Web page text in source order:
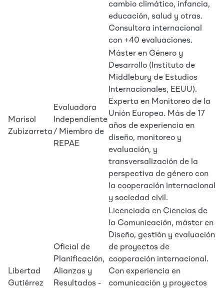
cambio climático, infancia,
educación, salud y otras.
Consultora internacional
con +40 evaluaciones.
Marisol
Zubizarreta
Evaluadora
Independiente
/ Miembro de
REPAE
Máster en Género y
Desarrollo (Instituto de
Middlebury de Estudios
Internacionales, EEUU).
Experta en Monitoreo de la
Unión Europea. Más de 17
años de experiencia en
diseño, monitoreo y
evaluación, y
transversalización de la
perspectiva de género con
la cooperación internacional
y sociedad civil.
Libertad
Gutiérrez
Oficial de
Planificación,
Alianzas y
Resultados -
Licenciada en Ciencias de
la Comunicación, máster en
Diseño, gestión y evaluación
de proyectos de
cooperación internacional.
Con experiencia en
comunicación y proyectos